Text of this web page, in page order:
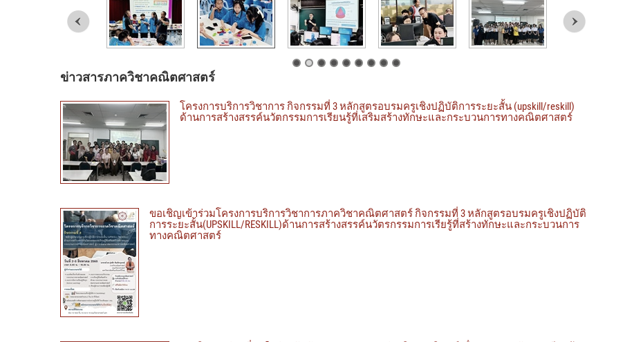
ข่าวสารภาควิชาคณิตศาสตร์
โครงการบริการวิชาการ กิจกรรมที่ 3 หลักสูตรอบรมครูเชิงปฏิบัติการระยะสั้น (upskill/reskill)
ด้านการสร้างสรรค์นวัตกรรมการเรียนรู้ที่เสริมสร้างทักษะและกระบวนการทางคณิตศาสตร์
ขอเชิญเข้าร่วมโครงการบริการวิชาการภาควิชาคณิตศาสตร์ กิจกรรมที่ 3 หลักสูตรอบรมครูเชิงปฏิบัติ
การระยะสั้น(UPSKILL/RESKILL)ด้านการสร้างสรรค์นวัตรกรรมการเรียรู้ที่สร้างทักษะและกระบวนการ
ทางคณิตศาสตร์